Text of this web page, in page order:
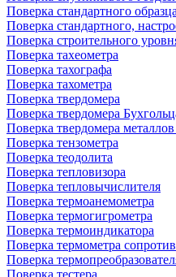
Поверка стандартного образца
Поверка стандартного,
Поверка строительного
Поверка тахеометра
Поверка тахографа
Поверка тахометра
Поверка твердомера
Поверка твердомера
Поверка твердомера
Поверка тензометра
Поверка теодолита
Поверка тепловизора
Поверка тепловычислителя
Поверка термоанемометра
Поверка термогигрометра
Поверка термоиндикатора
Поверка термометра
Поверка
Поверка тестера